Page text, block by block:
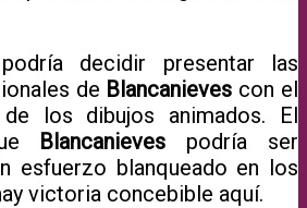
decidir presentar las
de Blancanieves con el
los dibujos animados. El
Blancanieves podría ser
esfuerzo blanqueado en los
victoria concebible aquí.